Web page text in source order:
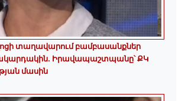
տաղավարում բամբասանքներ
Իրավապաշտպանը՝ ՔԿ
մասին